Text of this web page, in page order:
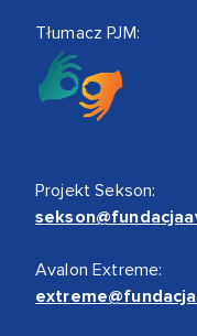
Tłumacz PJM:
Projekt Sekson:
Avalon Extreme: